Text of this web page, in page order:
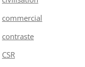
commercial
contraste
CSR